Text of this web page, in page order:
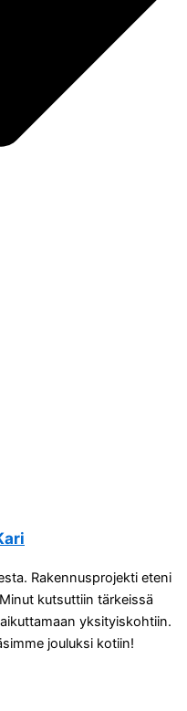
Rakennusprojekti eteni
kutsuttiin tärkeissä
yksityiskohtiin.
jouluksi kotiin!